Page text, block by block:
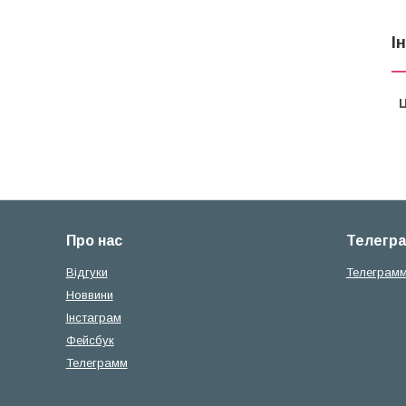
Про нас
Вiдгуки
Новвини
Iнстаграм
Фейсбук
Телеграмм
Телеграмм